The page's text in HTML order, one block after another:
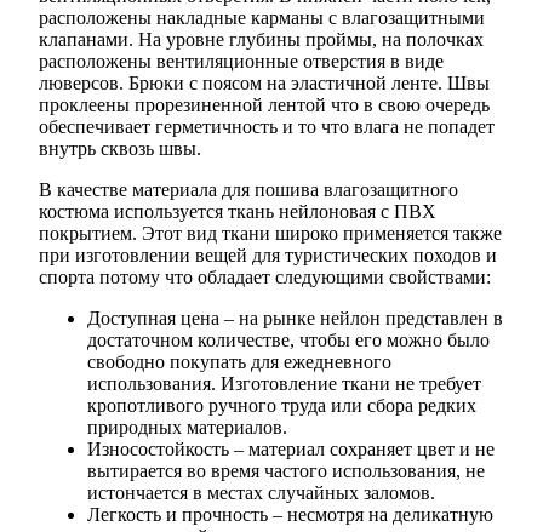
расположены накладные карманы с влагозащитными
клапанами. На уровне глубины проймы, на полочках
расположены вентиляционные отверстия в виде
люверсов. Брюки с поясом на эластичной ленте. Швы
проклеены прорезиненной лентой что в свою очередь
обеспечивает герметичность и то что влага не попадет
внутрь сквозь швы.
В качестве материала для пошива влагозащитного
костюма используется ткань нейлоновая с ПВХ
покрытием. Этот вид ткани широко применяется также
при изготовлении вещей для туристических походов и
спорта потому что обладает следующими свойствами:
Доступная цена – на рынке нейлон представлен в
достаточном количестве, чтобы его можно было
свободно покупать для ежедневного
использования. Изготовление ткани не требует
кропотливого ручного труда или сбора редких
природных материалов.
Износостойкость – материал сохраняет цвет и не
вытирается во время частого использования, не
истончается в местах случайных заломов.
Легкость и прочность – несмотря на деликатную